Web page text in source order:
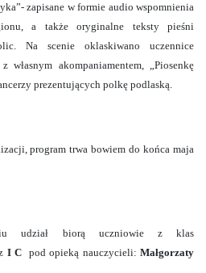
zapisane w formie audio wspomnienia
a także oryginalne teksty pieśni
Na scenie oklaskiwano uczennice
własnym akompaniamentem, „Piosenkę
prezentujących polkę podlaską.
program trwa bowiem do końca maja
udział biorą uczniowie z klas
I C pod opieką nauczycieli:Małgorzaty